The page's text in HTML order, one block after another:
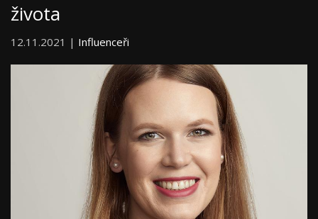
života
12.11.2021 | Influenceři